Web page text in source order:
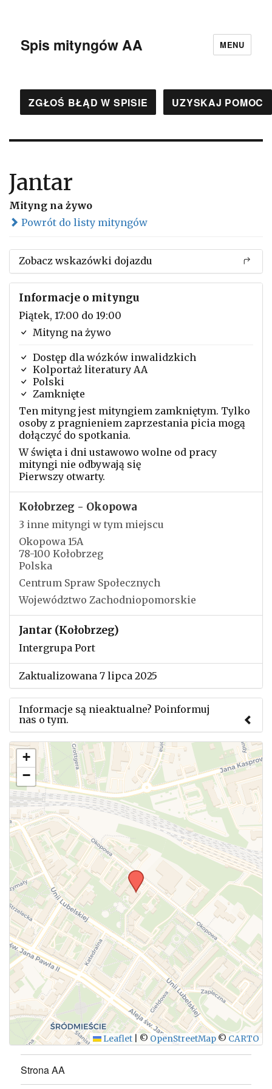
Spis mityngów AA MENU
ZGŁOŚ BŁĄD W SPISIE UZYSKAJ POMOC
Jantar
Mityng na żywo
Powrót do listy mityngów
Zobacz wskazówki dojazdu
Informacje o mityngu
Piątek, 17:00 do 19:00
Mityng na żywo
Dostęp dla wózków inwalidzkich
Kolportaż literatury AA
Polski
Zamknięte
Ten mityng jest mityngiem zamkniętym. Tylko
osoby z pragnieniem zaprzestania picia mogą
dołączyć do spotkania.
W święta i dni ustawowo wolne od pracy
mityngi nie odbywają się
Pierwszy otwarty.
Kołobrzeg - Okopowa
3 inne mityngi w tym miejscu
Okopowa 15A
78-100 Kołobrzeg
Polska
Centrum Spraw Społecznych
Województwo Zachodniopomorskie
Jantar (Kołobrzeg)
Intergrupa Port
Zaktualizowana 7 lipca 2025
Informacje są nieaktualne? Poinformuj
nas o tym.
Użyj tego formularza aby przesłać informację o
zmianach w powyższym mityngu.
WYŚLIJ
+
−
Leaflet © OpenStreetMap © CARTO
Strona AA